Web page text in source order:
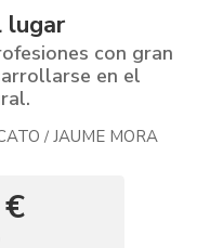
lugar
con gran
en el
/ JAUME MORA